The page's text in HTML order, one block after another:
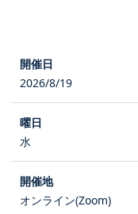
2026/8/19
水
オンライン(Zoom)